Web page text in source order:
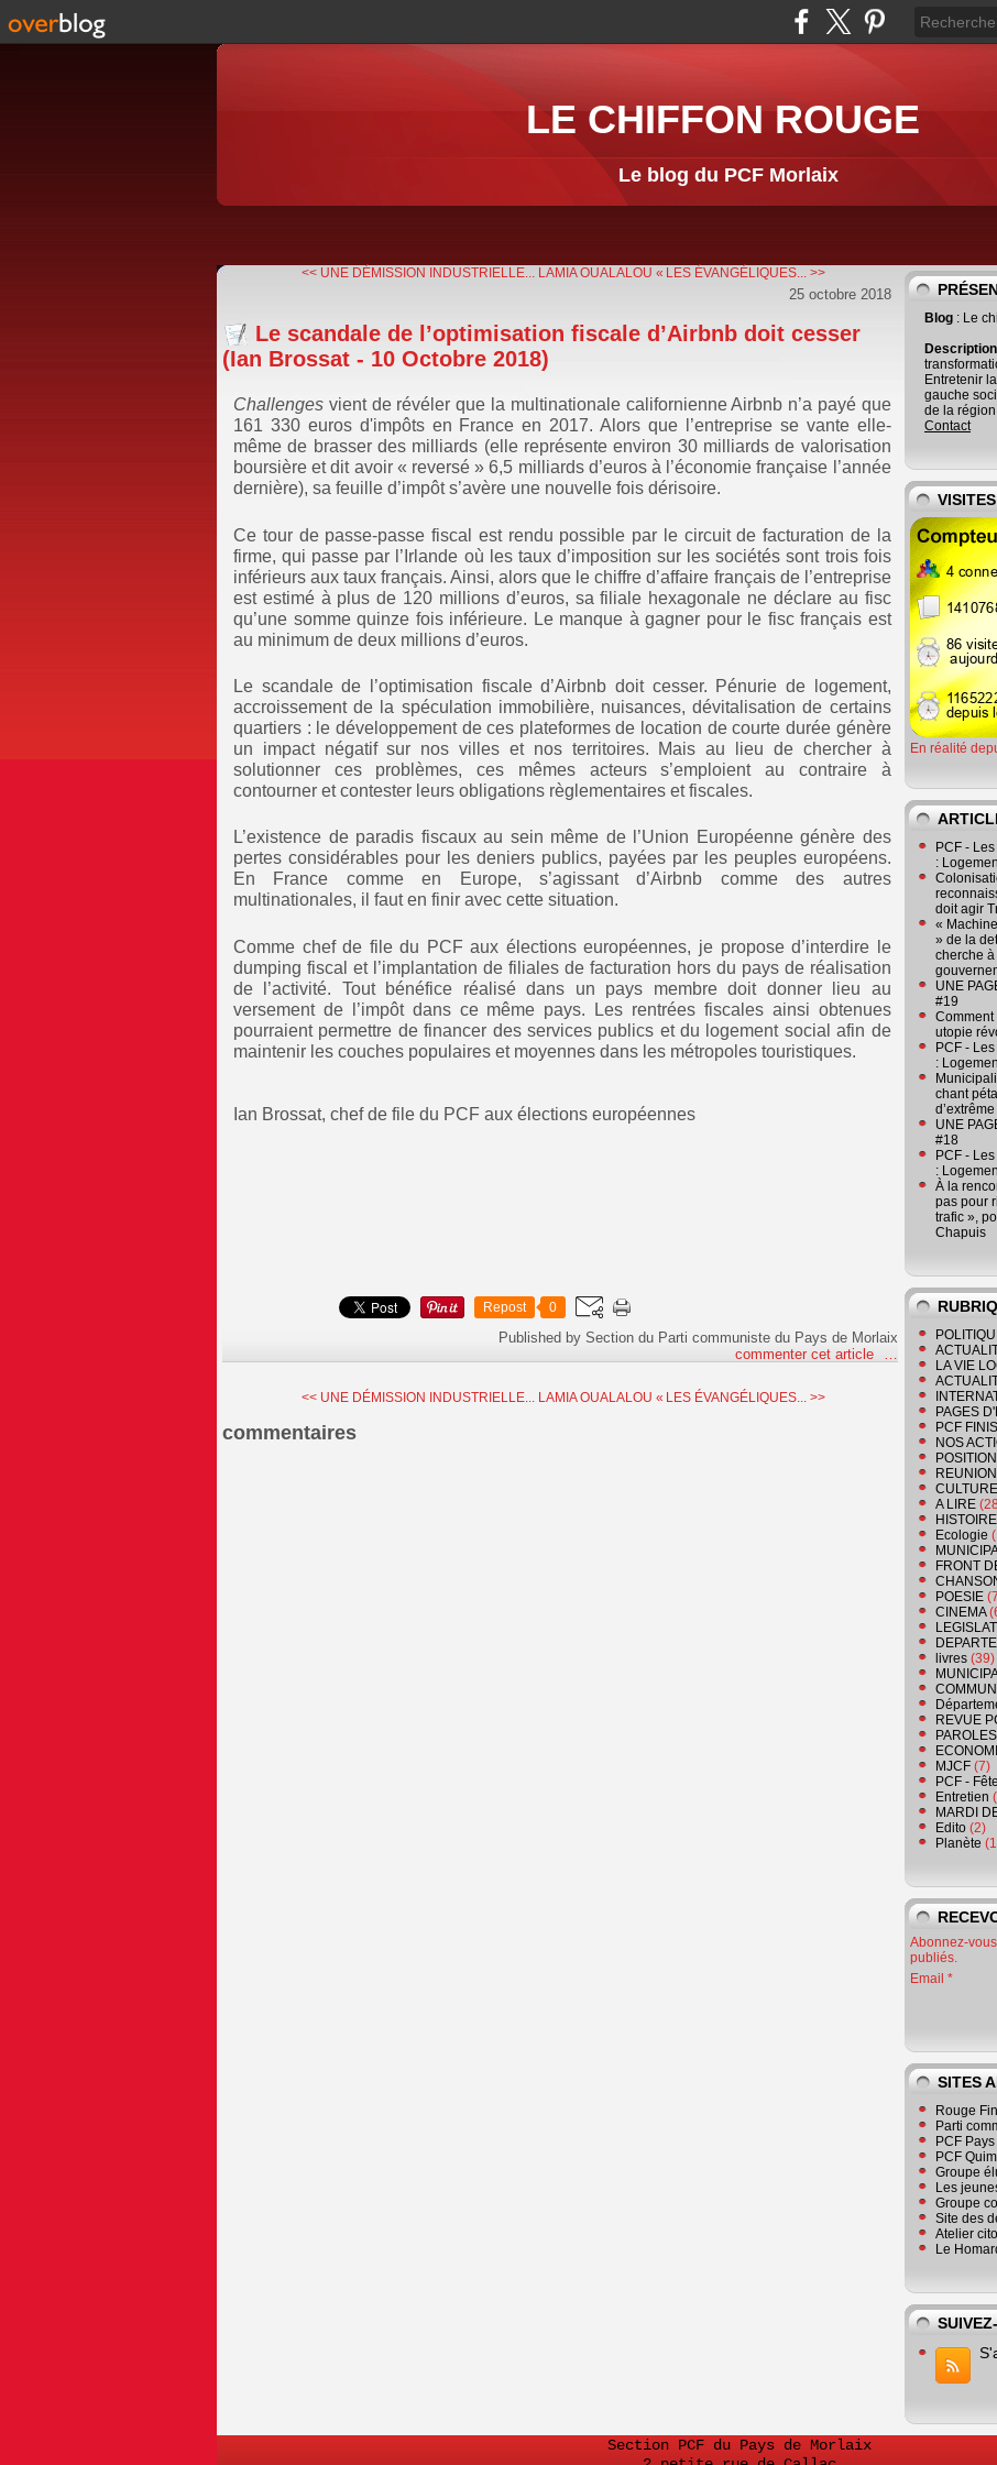
LE CHIFFON ROUGE
Le blog du PCF Morlaix
<< UNE DÉMISSION INDUSTRIELLE... LAMIA OUALALOU « LES ÉVANGÉLIQUES... >>
25 octobre 2018
Le scandale de l’optimisation fiscale d’Airbnb doit cesser
(Ian Brossat - 10 Octobre 2018)
Challenges vient de révéler que la multinationale californienne Airbnb n’a payé que
161 330 euros d'impôts en France en 2017. Alors que l’entreprise se vante elle-
même de brasser des milliards (elle représente environ 30 milliards de valorisation
boursière et dit avoir « reversé » 6,5 milliards d’euros à l’économie française l’année
dernière), sa feuille d’impôt s’avère une nouvelle fois dérisoire.
Ce tour de passe-passe fiscal est rendu possible par le circuit de facturation de la
firme, qui passe par l’Irlande où les taux d’imposition sur les sociétés sont trois fois
inférieurs aux taux français. Ainsi, alors que le chiffre d’affaire français de l’entreprise
est estimé à plus de 120 millions d’euros, sa filiale hexagonale ne déclare au fisc
qu’une somme quinze fois inférieure. Le manque à gagner pour le fisc français est
au minimum de deux millions d’euros.
Le scandale de l’optimisation fiscale d’Airbnb doit cesser. Pénurie de logement,
accroissement de la spéculation immobilière, nuisances, dévitalisation de certains
quartiers : le développement de ces plateformes de location de courte durée génère
un impact négatif sur nos villes et nos territoires. Mais au lieu de chercher à
solutionner ces problèmes, ces mêmes acteurs s’emploient au contraire à
contourner et contester leurs obligations règlementaires et fiscales.
L’existence de paradis fiscaux au sein même de l’Union Européenne génère des
pertes considérables pour les deniers publics, payées par les peuples européens.
En France comme en Europe, s’agissant d’Airbnb comme des autres
multinationales, il faut en finir avec cette situation.
Comme chef de file du PCF aux élections européennes, je propose d’interdire le
dumping fiscal et l’implantation de filiales de facturation hors du pays de réalisation
de l’activité. Tout bénéfice réalisé dans un pays membre doit donner lieu au
versement de l’impôt dans ce même pays. Les rentrées fiscales ainsi obtenues
pourraient permettre de financer des services publics et du logement social afin de
maintenir les couches populaires et moyennes dans les métropoles touristiques.
Ian Brossat, chef de file du PCF aux élections européennes
Repost 0
Published by Section du Parti communiste du Pays de Morlaix
commenter cet article
<< UNE DÉMISSION INDUSTRIELLE... LAMIA OUALALOU « LES ÉVANGÉLIQUES... >>
commentaires
Blog : Le
Description
Entretenir
gauche
de la
Contact
VISITES
En réalité
PCF -
:
doit agir
«
» de la
cherche à
UNE
#19
Comment
utopie
PCF -
:
chant
UNE
#18
PCF -
:
À la
pas pour
trafic »,
Chapuis
LA VIE
PAGES
PCF
NOS
CULTURE
A LIRE
Ecologie
FRONT
POESIE
CINEMA
livres (39)
REVUE
MJCF (7)
PCF -
Entretien
MARDI
Edito (2)
Planète
Abonnez-
publiés.
Email
SITES
Rouge
Parti
PCF
PCF
Groupe
Les
Groupe
Site des
Atelier
Le
Section PCF du Pays de Morlaix